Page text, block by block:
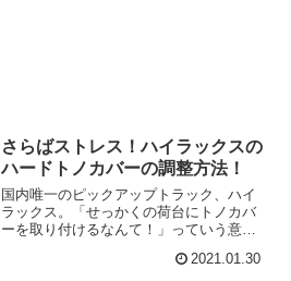
さらばストレス！ハイラックスの
ハードトノカバーの調整方法！
国内唯一のピックアップトラック、ハイ
ラックス。「せっかくの荷台にトノカバ
ーを取り付けるなんて！」っていう意見
なり便利。荷物の落下や雨を防げて、特
2021.01.30